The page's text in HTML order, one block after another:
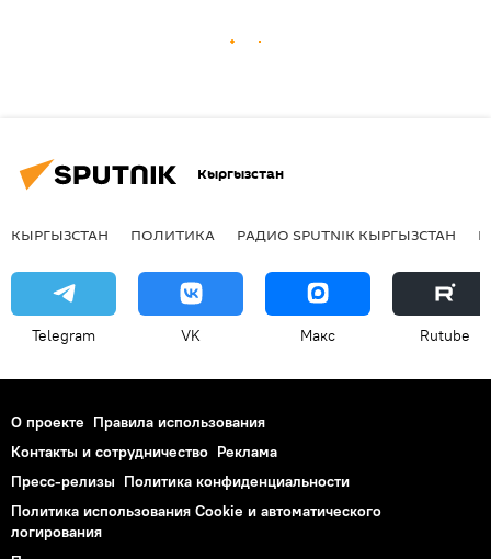
Кыргызстан
КЫРГЫЗСТАН ПОЛИТИКА РАДИО SPUTNIK КЫРГЫЗСТАН
Telegram VK Макс Rutube
О проекте Правила использования
Контакты и сотрудничество Реклама
Пресс-релизы Политика конфиденциальности
Политика использования Cookie и автоматического
логирования